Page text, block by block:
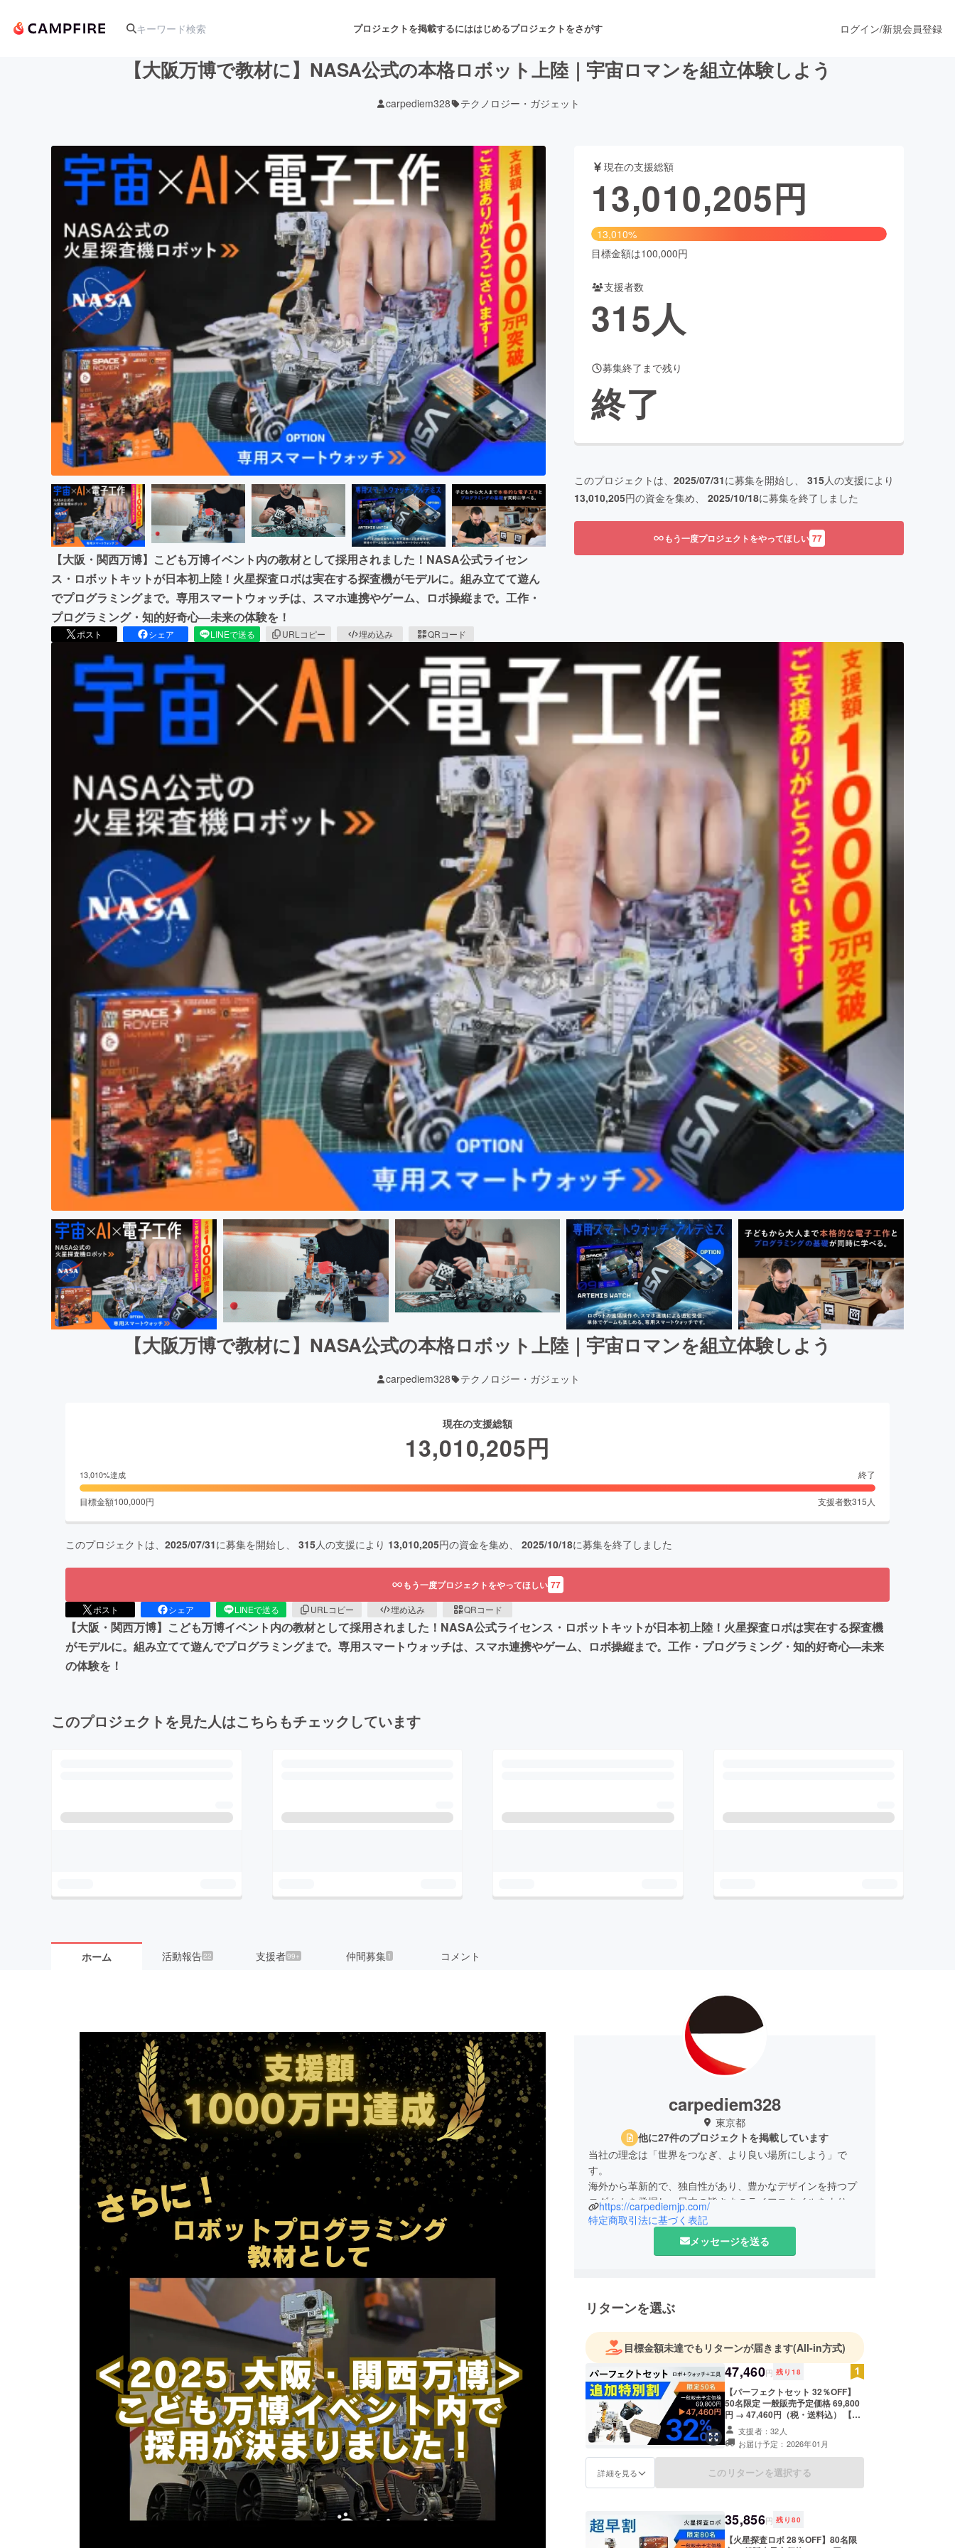
プロジェクトを掲載するにははじめるプロジェクトをさがす
アート・写真 音楽 舞台・パフォーマンス
ゲーム・サービス開発 フード・飲食店 ファッション
映像・映画 書籍・雑誌出版 アニメ・漫画
チャレンジ ビューティー・ヘルスケア
まちづくり・地域活性化
CAMPFIRE for Social Good
CAMPFIRE Creation
CAMPFIREふるさと納税machi-ya
ログイン/新規会員登録
【大阪万博で教材に】NASA公式の本格ロボット上陸｜宇宙ロマンを組立体験しよう
carpediem328 テクノロジー・ガジェット
【大阪・関西万博】こども万博イベント内の教材として採用されました！NASA公式ライセン
ス・ロボットキットが日本初上陸！火星探査ロボは実在する探査機がモデルに。組み立てて遊ん
でプログラミングまで。専用スマートウォッチは、スマホ連携やゲーム、ロボ操縦まで。工作・
プログラミング・知的好奇心―未来の体験を！
ポスト シェア LINEで送る URLコピー 埋め込み QRコード
現在の支援総額
13,010,205円
13,010%
目標金額は100,000円
支援者数
315人
募集終了まで残り
終了
このプロジェクトは、 2025/07/31に募集を開始し、 315人の支援により
13,010,205円の資金を集め、 2025/10/18に募集を終了しました
もう一度プロジェクトをやってほしい 77
【大阪万博で教材に】NASA公式の本格ロボット上陸｜宇宙ロマンを組立体験しよう
carpediem328 テクノロジー・ガジェット
現在の支援総額
13,010,205円
13,010%達成 終了
目標金額100,000円 支援者数315 人
このプロジェクトは、 2025/07/31に募集を開始し、 315人の支援により 13,010,205円の資金を集め、 2025/10/18に募集を終了しました
もう一度プロジェクトをやってほしい 77
ポスト シェア LINEで送る URLコピー 埋め込み QRコード
【大阪・関西万博】こども万博イベント内の教材として採用されました！NASA公式ライセンス・ロボットキットが日本初上陸！火星探査ロボは実在する探査機
がモデルに。組み立てて遊んでプログラミングまで。専用スマートウォッチは、スマホ連携やゲーム、ロボ操縦まで。工作・プログラミング・知的好奇心―未来
の体験を！
このプロジェクトを見た人はこちらもチェックしています
ホーム 活動報告22 支援者99+ 仲間募集 1 コメント
carpediem328
東京都
他に27件のプロジェクトを掲載しています
当社の理念は「世界をつなぎ、より良い場所にしよう」で
す。
海外から革新的で、独自性があり、豊かなデザインを持つプ
ロダクトを発掘し、日本の皆さまのライフスタイルをより豊
かなものにすることに努めます。
また、高品質で魅力的な商品を提供するだけでなく、お客様
に寄り添ったカスタマーサポートや迅速な配送サービスを提
https://carpediemjp.com/
特定商取引法に基づく表記
メッセージを送る
リターンを選ぶ
目標金額未達でもリターンが届きます(All-in方式)
47,460円 残り 18
【パーフェクトセット 32％OFF】
50名限定 一般販売予定価格 69,800
円 → 47,460円（税・送料込） 【内
容】 ■火星探査ロボ・ローバー キッ
ト× 1 ローバー本体パーツ一式／AI
カメラ／デュアルコアプロセッサ／
拡張ポート / ミッションコントロー
ラーパーツ一式／ArUcoコードス
いますのでご了承ください。 ※皆様
のご支援により量産効率が向上した
場合、正規販売価格が販売予定価格
支援者：32人
お届け予定：2026年01月
詳細を見る このリターンを選択する
35,856円 残り 80
【火星探査ロボ 28％OFF】80名限